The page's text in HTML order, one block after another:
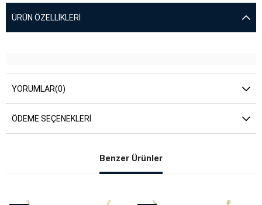
ÜRÜN ÖZELLIKLERI
YORUMLAR(0)
ÖDEME SEÇENEKLERI
Benzer Ürünler